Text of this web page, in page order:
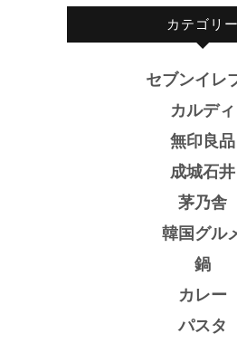
カテゴリー
セブンイレ
カルディ
無印良品
成城石井
茅乃舎
韓国グル
鍋
カレー
パスタ